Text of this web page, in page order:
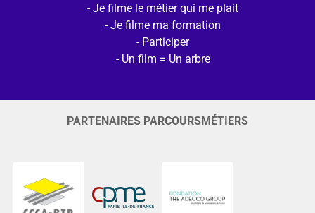
Je filme le métier qui me plait
Je filme ma formation
Participer
Un film = Un arbre
PARTENAIRES PARCOURSMÉTIERS